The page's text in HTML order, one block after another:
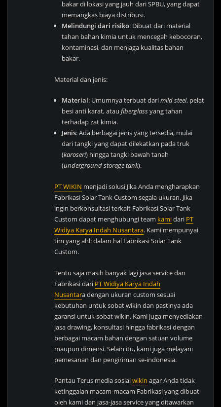
bakar di lokasi yang jauh dari SPBU, yang dapat
memangkas biaya distribusi.
Melindungi dari risiko: Dibuat dari material
tahan bahan kimia untuk mencegah kebocoran,
kontaminasi, dan menjaga kualitas bahan
bakar.
Material dan jenis:
Material: Umumnya terbuat darimild steel, pelat
besi anti karat, atau fiberglassyang tahan
terhadap zat kimia.
Jenis: Ada berbagai jenis yang tersedia, mulai
dari tangki yang dapat dilekatkan pada truk
(karoseri) hingga tangki bawah tanah
(underground storage tank).
PT WIKIN menjadi solusi Jika Anda mengharapkan
Fabrikasi Solar Tank Custom segala ukuran. Jika
ingin berkonsultasi terkait Fabrikasi Solar Tank
Custom dapat menghubungi team kamidari PT
Widiya Karya Indah Nusantara. Kami mempunyai
tim yang ahli dalam hal Fabrikasi Solar Tank
Custom.
Tentu saja masih banyak lagi jasa service dan
Fabrikasi dari PT Widiya Karya Indah
Nusantara dengan ukuran custom sesuai
kebutuhan untuk sobat wikin dan pastinya ada
garansi untuk sobat wikin. Kami juga menyediakan
jasa drawing, konsultasi hingga fabrikasi dengan
berbagai macam bahan dengan satuan volume
maupun dimensi. Selain itu, kami juga melayani
pemesanan dan pengiriman se-indonesia.
Pantau Terus media sosialwikin agar Anda tidak
ketinggalan macam-macam Fabrikasi yang dibuat
oleh kami dan jasa-jasa service yang ditawarkan